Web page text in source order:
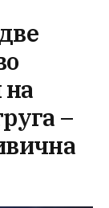
на
–